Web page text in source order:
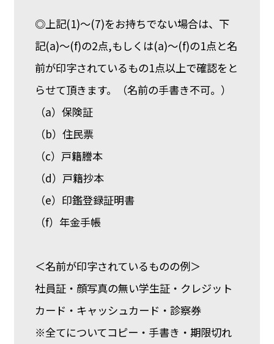
◎上記(1)～(7)をお持ちでない場合は、下
記(a)～(f)の2点,もしくは(a)～(f)の1点と名
前が印字されているもの1点以上で確認をと
らせて頂きます。（名前の手書き不可。）
（a）保険証
（b）住民票
（c）戸籍謄本
（d）戸籍抄本
（e）印鑑登録証明書
（f）年金手帳
＜名前が印字されているものの例＞
社員証・顔写真の無い学生証・クレジット
カード・キャッシュカード・診察券
※全てについてコピー・手書き・期限切れ